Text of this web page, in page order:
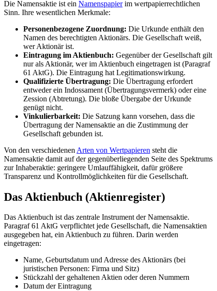
Die Namensaktie ist ein Namenspapierim wertpapierrechtlichen
Sinn. Ihre wesentlichen Merkmale:
Personenbezogene Zuordnung: Die Urkunde enthält den
Namen des berechtigten Aktionärs. Die Gesellschaft weiß,
wer Aktionär ist.
Eintragung im Aktienbuch: Gegenüber der Gesellschaft gilt
nur als Aktionär, wer im Aktienbuch eingetragen ist (Paragraf
61 AktG). Die Eintragung hat Legitimationswirkung.
Qualifizierte Übertragung: Die Übertragung erfordert
entweder ein Indossament (Übertragungsvermerk) oder eine
Zession (Abtretung). Die bloße Übergabe der Urkunde
genügt nicht.
Vinkulierbarkeit: Die Satzung kann vorsehen, dass die
Übertragung der Namensaktie an die Zustimmung der
Gesellschaft gebunden ist.
Von den verschiedenen Arten von Wertpapieren steht die
Namensaktie damit auf der gegenüberliegenden Seite des Spektrums
zur Inhaberaktie: geringere Umlauffähigkeit, dafür größere
Transparenz und Kontrollmöglichkeiten für die Gesellschaft.
Das Aktienbuch (Aktienregister)
Das Aktienbuch ist das zentrale Instrument der Namensaktie.
Paragraf 61 AktG verpflichtet jede Gesellschaft, die Namensaktien
ausgegeben hat, ein Aktienbuch zu führen. Darin werden
eingetragen:
Name, Geburtsdatum und Adresse des Aktionärs (bei
juristischen Personen: Firma und Sitz)
Stückzahl der gehaltenen Aktien oder deren Nummern
Datum der Eintragung